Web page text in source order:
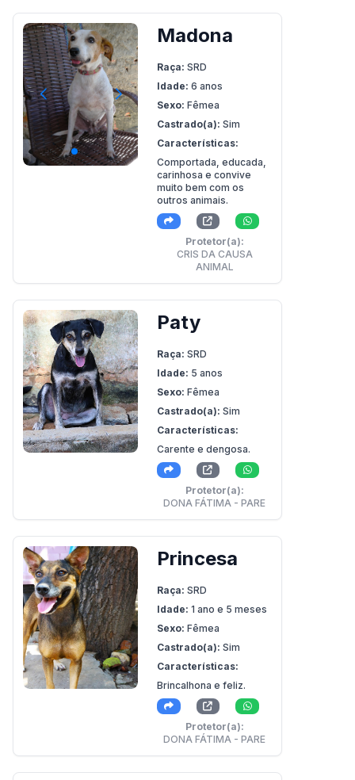
Madona
Raça: SRD
Idade: 6 anos
Sexo: Fêmea
Castrado(a): Sim
Características:
Comportada, educada,
carinhosa e convive
muito bem com os
outros animais.
Protetor(a):
CRIS DA CAUSA
ANIMAL
Paty
Raça: SRD
Idade: 5 anos
Sexo: Fêmea
Castrado(a): Sim
Características:
Carente e dengosa.
Protetor(a):
DONA FÁTIMA - PARE
Princesa
Raça: SRD
Idade: 1 ano e 5 meses
Sexo: Fêmea
Castrado(a): Sim
Características:
Brincalhona e feliz.
Protetor(a):
DONA FÁTIMA - PARE